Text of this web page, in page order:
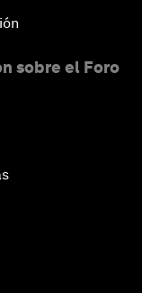
sobre el Foro